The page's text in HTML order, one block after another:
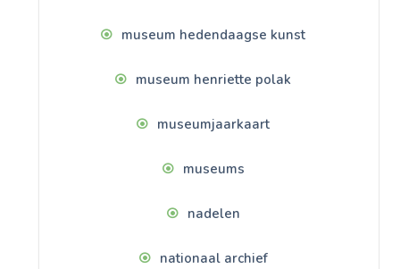
museum hedendaagse kunst
museum henriette polak
museumjaarkaart
museums
nadelen
nationaal archief